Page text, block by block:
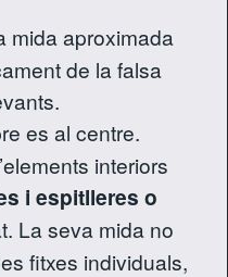
mida aproximada
de la falsa
es al centre.
interiors
i espitlleres o
La seva mida no
fitxes individuals,